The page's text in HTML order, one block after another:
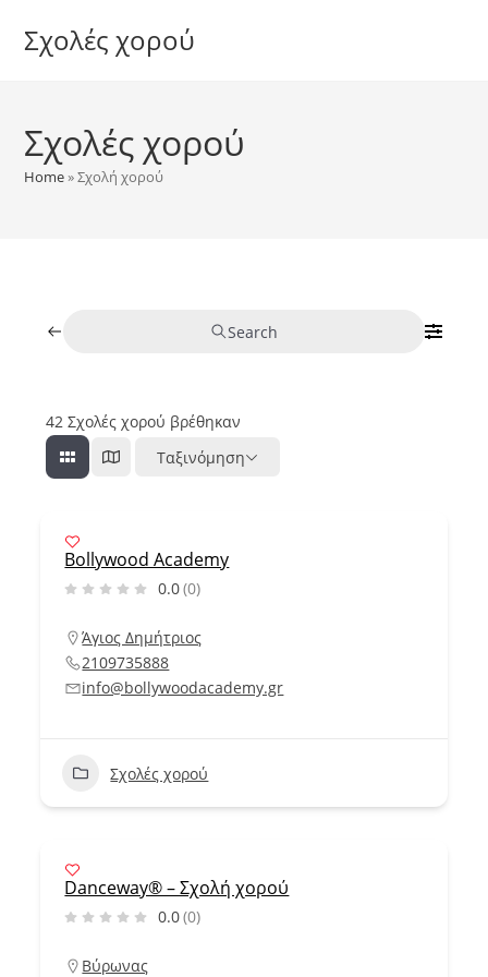
Σχολές χορού
Σχολές χορού
Home»Σχολή χορού
Search
42 Σχολές χορού βρέθηκαν
Ταξινόμηση
Bollywood Academy
0.0(0)
Άγιος Δημήτριος
2109735888
info@bollywoodacademy.gr
Σχολές χορού
Danceway® – Σχολή χορού
0.0(0)
Βύρωνας